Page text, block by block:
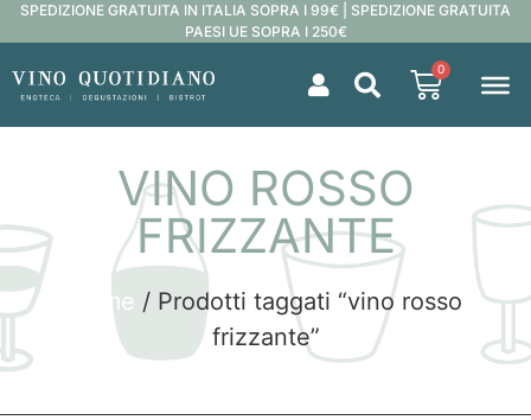
SPEDIZIONE GRATUITA IN ITALIA SOPRA I 99€ | SPEDIZIONE GRATUITA
PAESI UE SOPRA I 250€
0
VINO ROSSO
FRIZZANTE
Home / Prodotti taggati “vino rosso
frizzante”